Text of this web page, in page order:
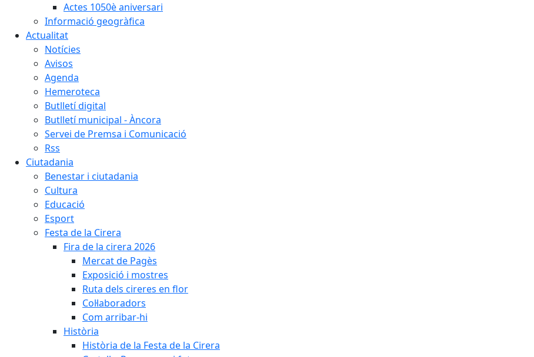
Actes 1050è aniversari
Informació geogràfica
Actualitat
Notícies
Avisos
Agenda
Hemeroteca
Butlletí digital
Butlletí municipal - Àncora
Servei de Premsa i Comunicació
Rss
Ciutadania
Benestar i ciutadania
Cultura
Educació
Esport
Festa de la Cirera
Fira de la cirera 2026
Mercat de Pagès
Exposició i mostres
Ruta dels cireres en flor
Col·laboradors
Com arribar-hi
Història
Història de la Festa de la Cirera